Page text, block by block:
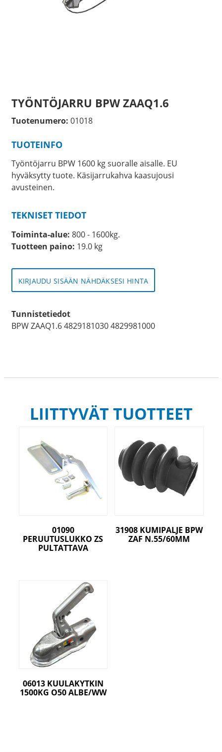
TYÖNTÖJARRU BPW ZAAQ1.6
Tuotenumero: 01018
TUOTEINFO
Työntöjarru BPW 1600 kg suoralle aisalle. EU
hyväksytty tuote. Käsijarrukahva kaasujousi
avusteinen.
TEKNISET TIEDOT
Toiminta-alue: 800 - 1600kg.
Tuotteen paino: 19.0 kg
KIRJAUDU SISÄÄN NÄHDÄKSESI HINTA
Tunnistetiedot
BPW ZAAQ1.6 4829181030 4829981000
LIITTYVÄT TUOTTEET
01090
PERUUTUSLUKKO ZS
PULTATTAVA
31908 KUMIPALJE BPW
ZAF N.55/60MM
06013 KUULAKYTKIN
1500KG O50 ALBE/WW